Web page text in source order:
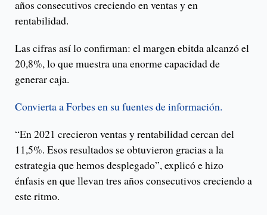
años consecutivos creciendo en ventas y en
rentabilidad.
Las cifras así lo confirman: el margen ebitda alcanzó el
20,8%, lo que muestra una enorme capacidad de
generar caja.
Convierta a Forbes en su fuentes de información.
“En 2021 crecieron ventas y rentabilidad cercan del
11,5%. Esos resultados se obtuvieron gracias a la
estrategia que hemos desplegado”, explicó e hizo
énfasis en que llevan tres años consecutivos creciendo a
este ritmo.